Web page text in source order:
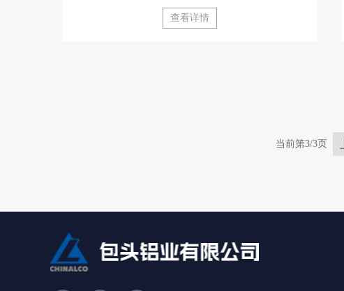
并在电解槽稳定性预判、侧壁间歇式散热等方向形成
核心专利群，支撑其绿色低碳与高端铝合金产品的持
查看详情
当前第3/3页